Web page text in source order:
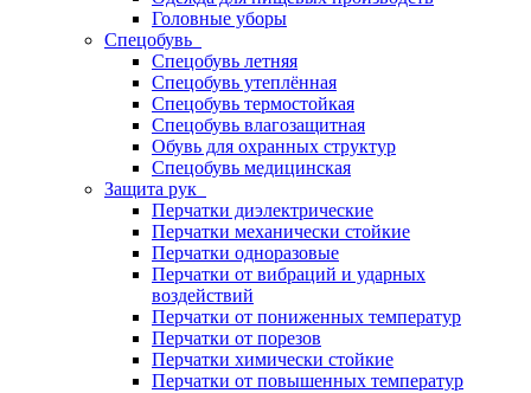
Головные уборы
Спецобувь
Спецобувь летняя
Спецобувь утеплённая
Спецобувь термостойкая
Спецобувь влагозащитная
Обувь для охранных структур
Спецобувь медицинская
Защита рук
Перчатки диэлектрические
Перчатки механически стойкие
Перчатки одноразовые
Перчатки от вибраций и ударных
воздействий
Перчатки от пониженных температур
Перчатки от порезов
Перчатки химически стойкие
Перчатки от повышенных температур